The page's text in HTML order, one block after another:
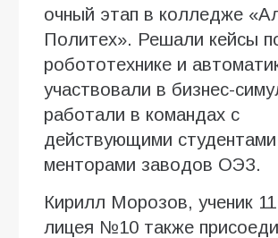
очный этап в колледже
Политех». Решали кейсы
робототехнике и
участвовали в бизнес-
работали в командах с
действующими
менторами заводов ОЭЗ.
Кирилл Морозов, ученик
лицея №10 также